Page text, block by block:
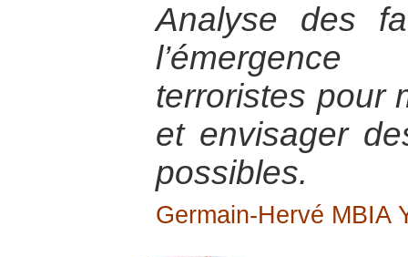
Analyse des
terroristes pour
et envisager
possibles.
Germain-Hervé MBIA